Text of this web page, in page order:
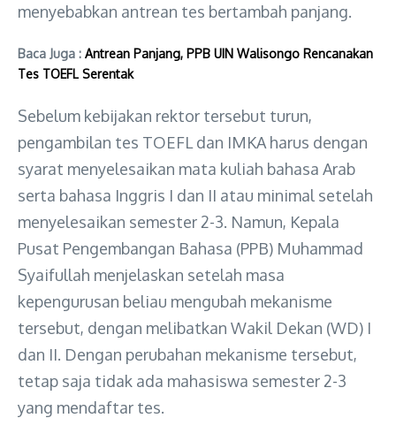
menyebabkan antrean tes bertambah panjang.
Baca Juga : Antrean Panjang, PPB UIN Walisongo Rencanakan
Tes TOEFL Serentak
Sebelum kebijakan rektor tersebut turun,
pengambilan tes TOEFL dan IMKA harus dengan
syarat menyelesaikan mata kuliah bahasa Arab
serta bahasa Inggris I dan II atau minimal setelah
menyelesaikan semester 2-3. Namun, Kepala
Pusat Pengembangan Bahasa (PPB) Muhammad
Syaifullah menjelaskan setelah masa
kepengurusan beliau mengubah mekanisme
tersebut, dengan melibatkan Wakil Dekan (WD) I
dan II. Dengan perubahan mekanisme tersebut,
tetap saja tidak ada mahasiswa semester 2-3
yang mendaftar tes.